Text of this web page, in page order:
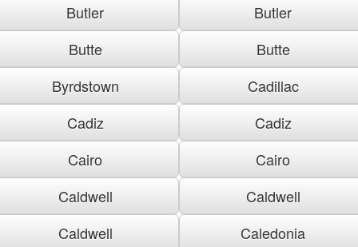
Butler
Butler
Butte
Butte
Byrdstown
Cadillac
Cadiz
Cadiz
Cairo
Cairo
Caldwell
Caldwell
Caldwell
Caledonia